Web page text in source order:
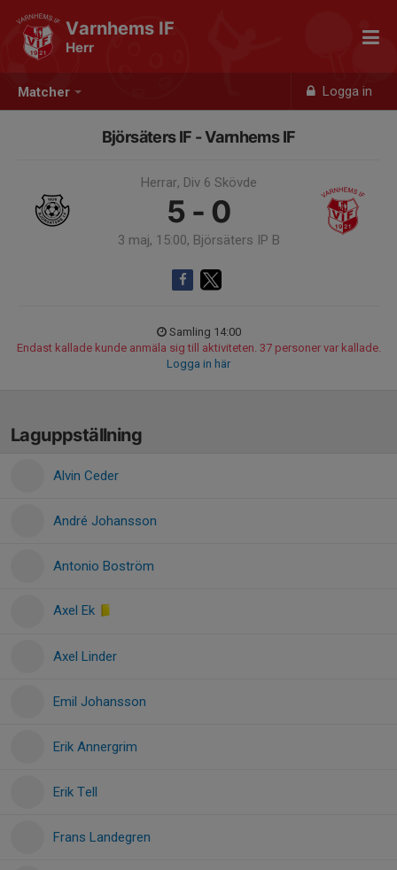
Matcher Logga in
Varnhems IF
Herr
Björsäters IF - Varnhems IF
Herrar, Div 6 Skövde
5 - 0
3 maj, 15:00, Björsäters IP B
Samling 14:00
Endast kallade kunde anmäla sig till aktiviteten. 37 personer var kallade.
Logga in här
Laguppställning
Alvin Ceder
André Johansson
Antonio Boström
Axel Ek
Axel Linder
Emil Johansson
Erik Annergrim
Erik Tell
Frans Landegren